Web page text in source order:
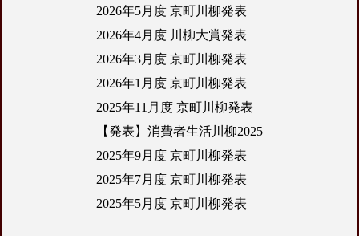
2026年5月度 京町川柳発表
2026年4月度 川柳大賞発表
2026年3月度 京町川柳発表
2026年1月度 京町川柳発表
2025年11月度 京町川柳発表
【発表】消費者生活川柳2025
2025年9月度 京町川柳発表
2025年7月度 京町川柳発表
2025年5月度 京町川柳発表